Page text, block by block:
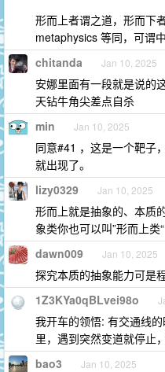
形而上者谓之道，形而下
metaphysics 等同，可谓
chitanda Jan 10, 2025
安娜里面有一段就是说的
天钻牛角尖差点自杀
min Jan 10, 2025
同意#41 ，这是一个靶子
就出现了。
lizy0329 Jan 10, 2025
形而上就是抽象的、本质
象类你也可以叫”形而上类“
dawn009 Jan 10, 2025
探究本质的抽象能力可是
1Z3KYa0qBLvei98o
我开车的领悟: 有交通线
里，遇到突然变道就停止
bao3 Jan 10, 2025